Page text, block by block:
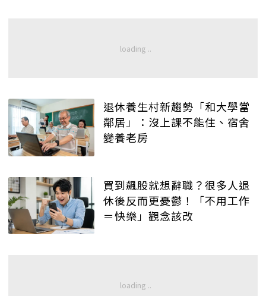
退休養生村新趨勢「和大學當
鄰居」：沒上課不能住、宿舍
變養老房
買到飆股就想辭職？很多人退
休後反而更憂鬱！「不用工作
＝快樂」觀念該改